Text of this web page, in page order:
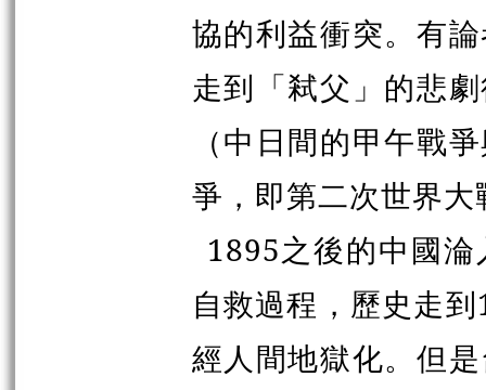
協的利益衝突。有
走到「弒父」的悲
（中日間的甲午戰
爭 ，即第二次世界大
1895之後的中國
自救過程，歷史走
經人間地獄化。但